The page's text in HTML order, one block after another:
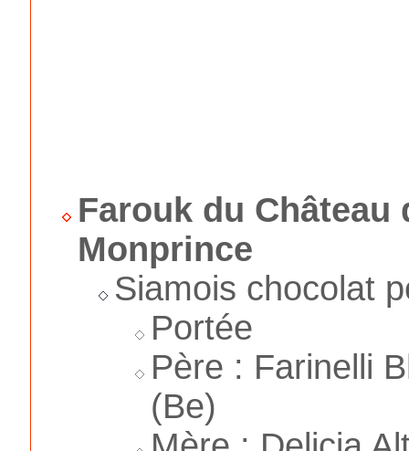
Farouk du Château
Monprince
Siamois chocolat
Portée
Père : Farinelli
(Be)